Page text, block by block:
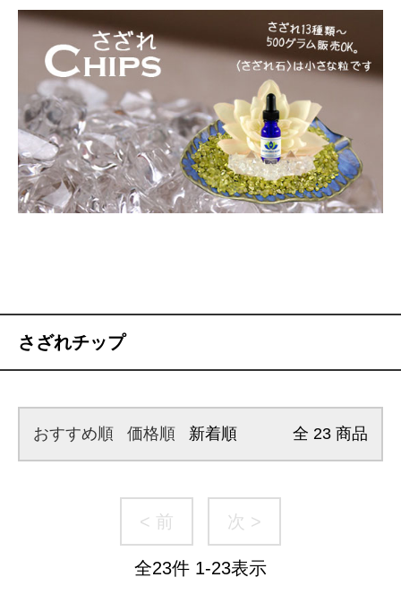
さざれチップ
おすすめ順 価格順 新着順 全 23 商品
< 前 次 >
全23件 1-23表示